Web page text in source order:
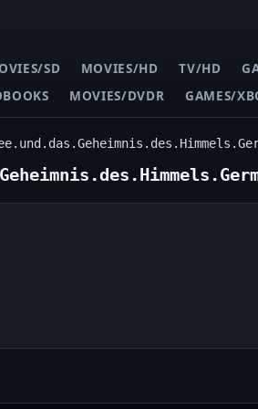
SD MOVIES/HD TV/HD
MOVIES/DVDR GAMES/